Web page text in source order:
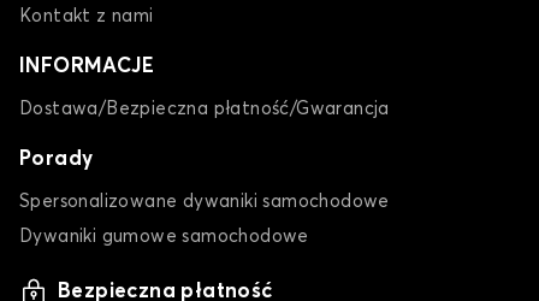
Kontakt z nami
INFORMACJE
Dostawa/Bezpieczna płatność/Gwarancja
Porady
Spersonalizowane dywaniki samochodowe
Dywaniki gumowe samochodowe
Bezpieczna płatność